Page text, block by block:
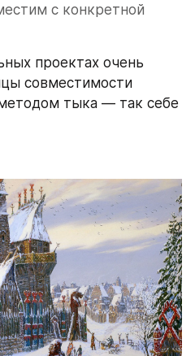
с конкретной
проектах очень
совместимости
тыка — так себе